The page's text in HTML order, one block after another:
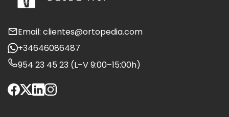
Email: clientes@ortopedia.com
+34646086487
954 23 45 23 (L–V 9:00–15:00h)